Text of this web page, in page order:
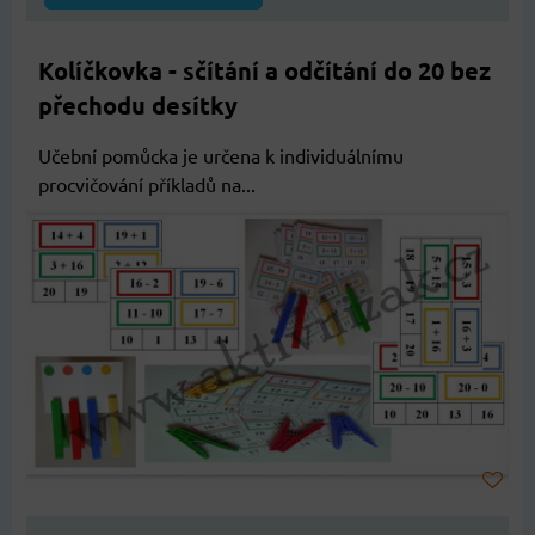
Kolíčkovka - sčítání a odčítání do 20 bez
přechodu desítky
Učební pomůcka je určena k individuálnímu
procvičování příkladů na...